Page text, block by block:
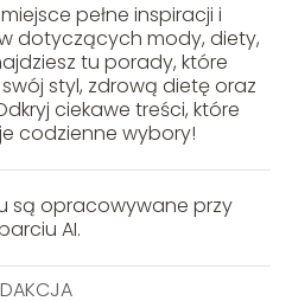
pełne inspiracji i
dotyczących mody, diety,
tu porady, które
styl, zdrową dietę oraz
ciekawe treści, które
codzienne wybory!
są opracowywane przy
AI.